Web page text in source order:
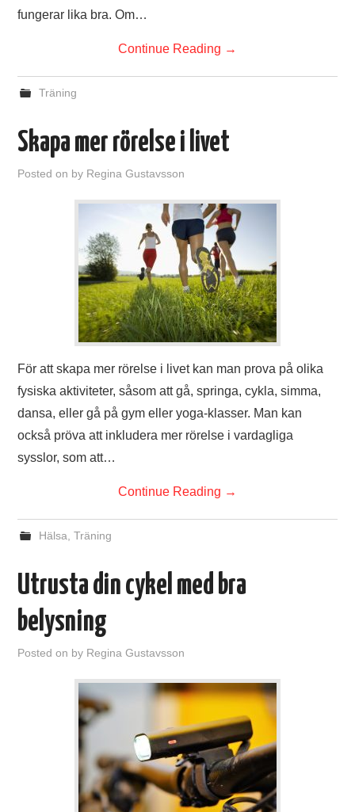
fungerar lika bra. Om…
Continue Reading →
Träning
Skapa mer rörelse i livet
Posted on by Regina Gustavsson
För att skapa mer rörelse i livet kan man prova på olika
fysiska aktiviteter, såsom att gå, springa, cykla, simma,
dansa, eller gå på gym eller yoga-klasser. Man kan
också pröva att inkludera mer rörelse i vardagliga
sysslor, som att…
Continue Reading →
Hälsa Träning
Utrusta din cykel med bra
belysning
Posted on by Regina Gustavsson